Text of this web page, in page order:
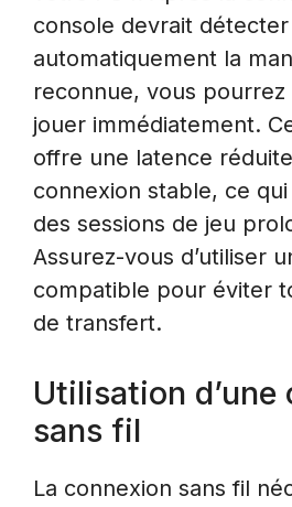
console devrait détecter
automatiquement la
reconnue, vous
jouer immédiatement.
offre une latence
connexion stable, ce
des sessions de jeu
Assurez-vous d’utiliser
compatible pour éviter
de transfert.
Utilisation d’une
sans fil
La connexion sans fil